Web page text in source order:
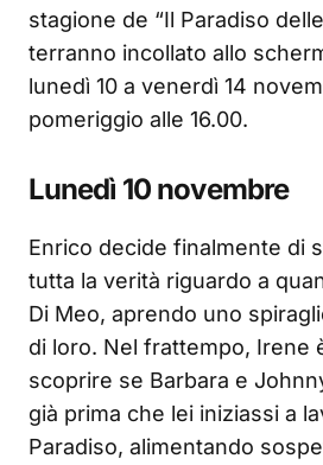
stagione de “Il Paradiso
terranno incollato allo
lunedì 10 a venerdì 14
pomeriggio alle 16.00.
Lunedì 10 novembre
Enrico decide finalmente di
tutta la verità riguardo a
Di Meo, aprendo uno
di loro. Nel frattempo, Irene
scoprire se Barbara e
già prima che lei iniziassi a
Paradiso, alimentando